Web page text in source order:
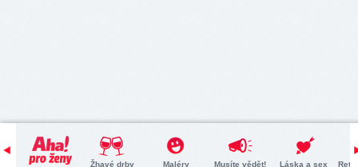
Žhavé drby Maléry Musíte vědět! Láska a sex